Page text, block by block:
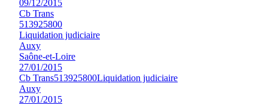
09/12/2015
Cb Trans
513925800
Liquidation judiciaire
Auxy
Saône-et-Loire
27/01/2015
Cb Trans513925800Liquidation judiciaire
Auxy
27/01/2015